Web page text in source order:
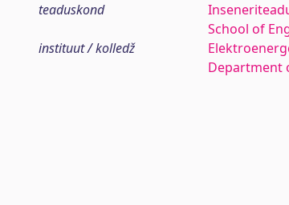
teaduskond
School of
instituut / kolledž
Department